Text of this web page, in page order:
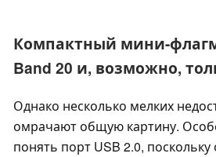
Компактный мини-
Band 20 и, возможно,
Однако несколько мелких
омрачают общую картину.
понять порт USB 2.0, поскольку